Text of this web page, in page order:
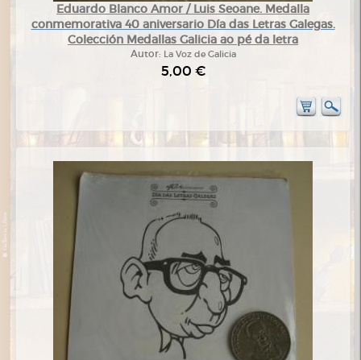
Eduardo Blanco Amor / Luis Seoane. Medalla
conmemorativa 40 aniversario Día das Letras Galegas.
Colección Medallas Galicia ao pé da letra
Autor: La Voz de Galicia
5,00 €